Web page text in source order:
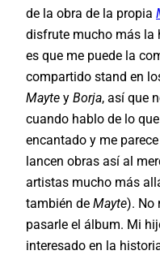
de la obra de la propia
disfrute mucho más la
es que me puede la
compartido stand en
Mayte y Borja, así que
cuando hablo de lo
encantado y me
lancen obras así al
artistas mucho más
también de Mayte). No
pasarle el álbum. Mi
interesado en la